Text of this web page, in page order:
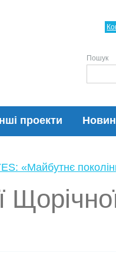
проекти
Пошук
«Майбутнє